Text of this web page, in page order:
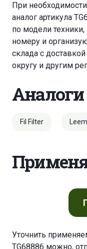
При
аналог артикула
по модели
номеру и
склада с
округу и другим
Аналоги
Fil Filter
Уточнить
TG68886 можно,